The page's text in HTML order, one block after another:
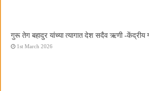
गुरू तेग बहादुर यांच्या त्यागात देश सदैव ऋणी -केंद्रीय
1st March 2026